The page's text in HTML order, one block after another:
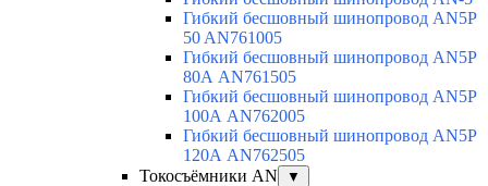
Гибкий бесшовный шинопровод AN5P
50 AN761005
Гибкий бесшовный шинопровод AN5P
80А AN761505
Гибкий бесшовный шинопровод AN5P
100А AN762005
Гибкий бесшовный шинопровод AN5P
120А AN762505
Токосъёмники AN
▼